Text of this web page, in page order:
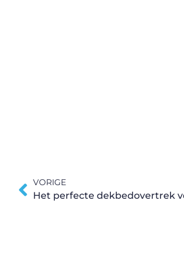
VORIGE
Het perfecte dekbedovertrek